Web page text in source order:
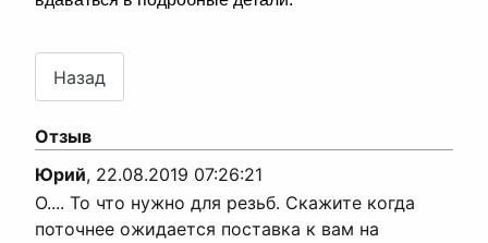
Отзыв
Юрий, 22.08.2019 07:26:21
О.... То что нужно для резьб. Скажите когда
поточнее ожидается поставка к вам на